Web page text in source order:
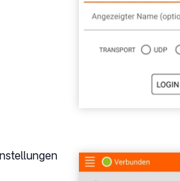
Show larger version